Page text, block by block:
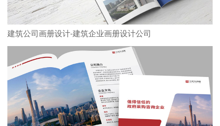
建筑公司画册设计-建筑企业画册设计公司